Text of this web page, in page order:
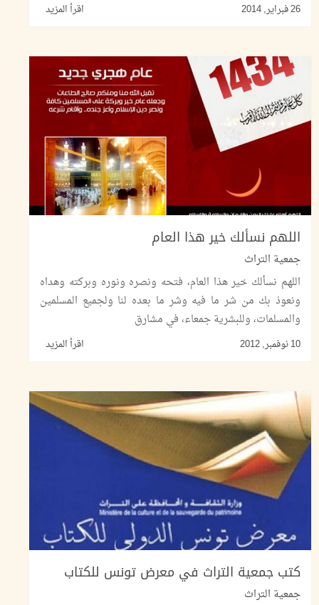
26 فبراير, 2014 اقرأ المزيد
اللهم نسألك خير هذا العام
جمعية التراث
اللهم نسألك خير هذا العام، فتحه ونصره ونوره وبركته وهداه
ونعوذ بك من شر ما فيه وشر ما بعده لنا ولجميع المسلمين
والمسلمات، وللبشرية جمعاء، في مشارق
10 نوفمبر, 2012 اقرأ المزيد
كتب جمعية التراث في معرض تونس للكتاب
جمعية التراث